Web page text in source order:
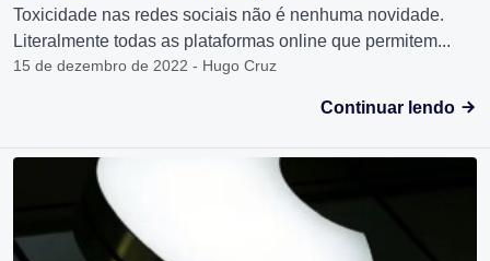
Toxicidade nas redes sociais não é nenhuma novidade.
Literalmente todas as plataformas online que permitem...
15 de dezembro de 2022 - Hugo Cruz
Continuar lendo